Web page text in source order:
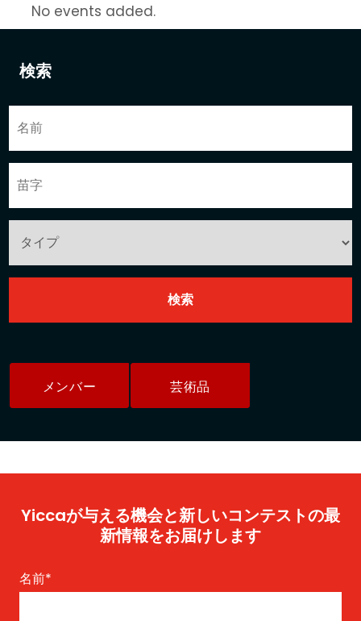
検索
メンバー 芸術品
No events added.
Yiccaが与える機会と新しいコンテストの最
新情報をお届けします
名前*